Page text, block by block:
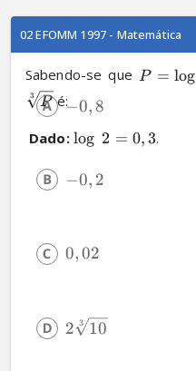
02 EFOMM 1997 - Matemática
Sabendo-se que P = log
3 P é:
Dado: log 2 = 0,3.
−0, 8
−0, 2
0,02
2 3 10